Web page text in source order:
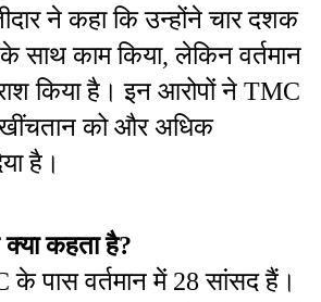
ने कहा कि उन्होंने चार दशक
साथ काम किया, लेकिन वर्तमान
किया है। इन आरोपों ने TMC
को और अधिक
है।
कहता है?
पास वर्तमान में 28 सांसद हैं।